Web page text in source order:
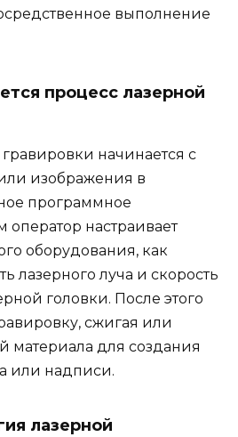
выполнение
процесс лазерной
начинается с
изображения в
программное
оператор настраивает
оборудования, как
лазерного луча и скорость
головки. После этого
сжигая или
материала для создания
или надписи.
лазерной